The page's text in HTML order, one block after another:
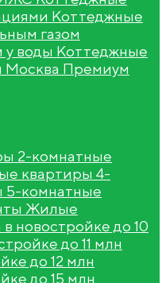
Коттеджные
газом
у воды Коттеджные
Москва Премиум
2-комнатные
квартиры 4-
5-комнатные
Жилые
новостройке до 10
до 11 млн
до 12 млн
до 15 млн